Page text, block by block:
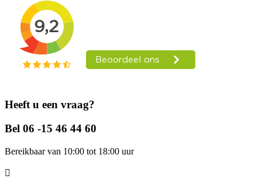
Heeft u een vraag?
Bel 06 -15 46 44 60
Bereikbaar van 10:00 tot 18:00 uur